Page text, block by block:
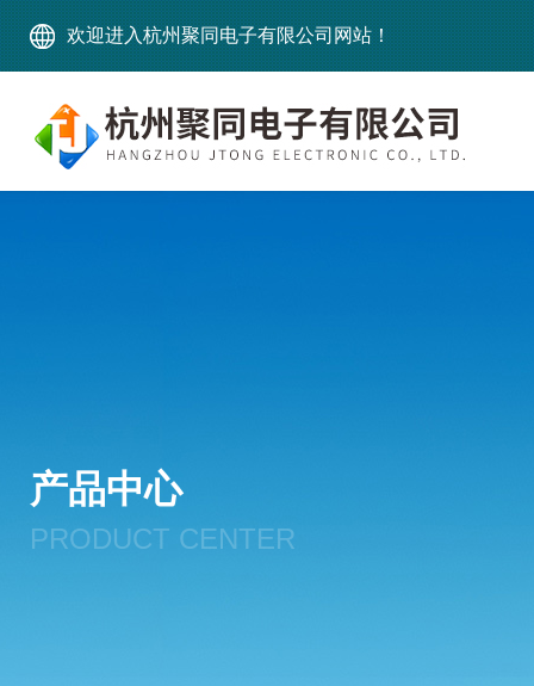
欢迎进入杭州聚同电子有限公司网站！
产品中心
PRODUCT CENTER